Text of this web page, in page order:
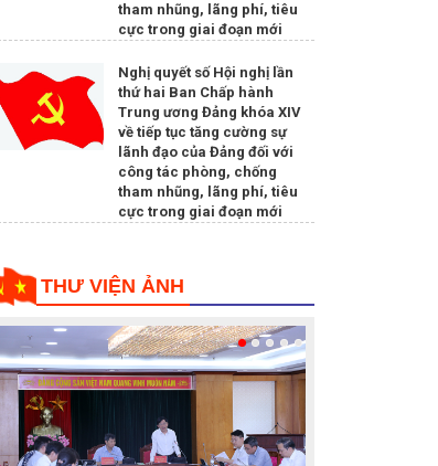
tham nhũng, lãng phí, tiêu
cực trong giai đoạn mới
Nghị quyết số Hội nghị lần
thứ hai Ban Chấp hành
Trung ương Đảng khóa XIV
về tiếp tục tăng cường sự
lãnh đạo của Đảng đối với
công tác phòng, chống
tham nhũng, lãng phí, tiêu
cực trong giai đoạn mới
THƯ VIỆN ẢNH